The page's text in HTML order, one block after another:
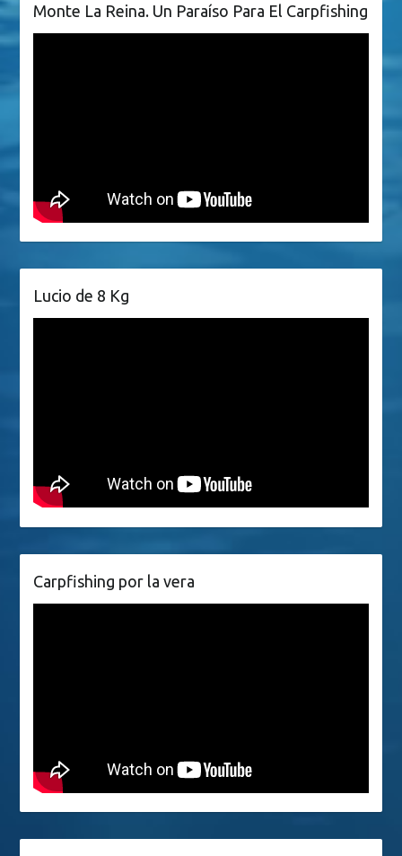
Monte La Reina. Un Paraíso Para El Carpfishing
Lucio de 8 Kg
Carpfishing por la vera